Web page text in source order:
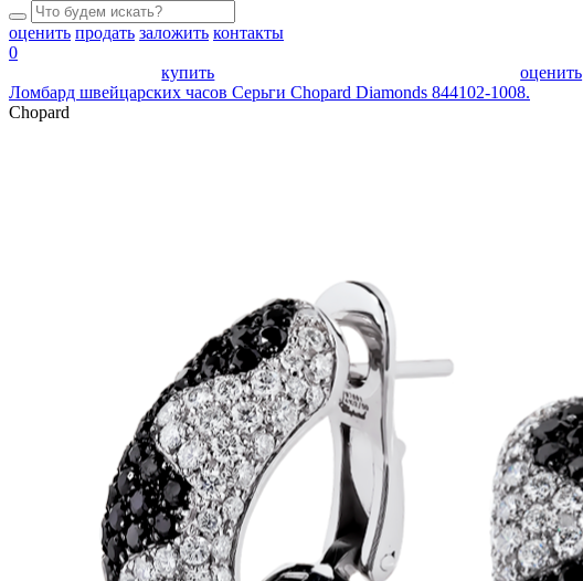
оценить продать заложить контакты
0
купить
оценить
Ломбард швейцарских часов Серьги Chopard Diamonds 844102-1008.
Chopard